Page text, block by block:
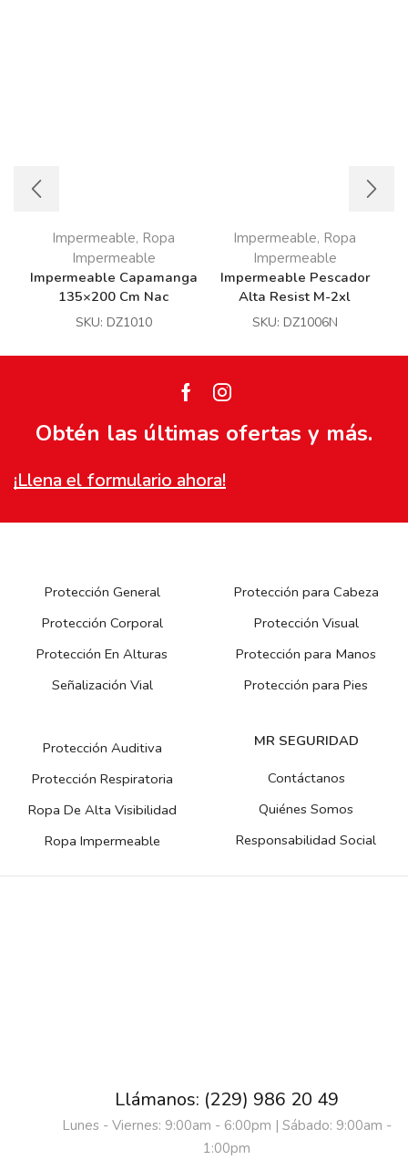
Impermeable, Ropa
Impermeable
Impermeable Capamanga
135×200 Cm Nac
SKU: DZ1010
Impermeable, Ropa
Impermeable
Impermeable Pescador
Alta Resist M-2xl
SKU: DZ1006N
FacebookInstagram
Obtén las últimas ofertas y más.
¡Llena el formulario ahora!
Protección General
Protección Corporal
Protección En Alturas
Señalización Vial
Protección para Cabeza
Protección Visual
Protección para Manos
Protección para Pies
Protección Auditiva
Protección Respiratoria
Ropa De Alta Visibilidad
Ropa Impermeable
MR SEGURIDAD
Contáctanos
Quiénes Somos
Responsabilidad Social
Llámanos: (229) 986 20 49
Lunes - Viernes: 9:00am - 6:00pm | Sábado: 9:00am -
1:00pm